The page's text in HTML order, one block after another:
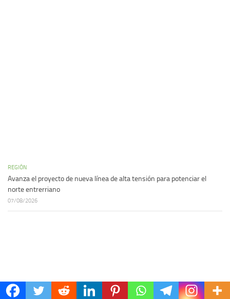
REGIÓN
Avanza el proyecto de nueva línea de alta tensión para potenciar el
norte entrerriano
07/08/2026